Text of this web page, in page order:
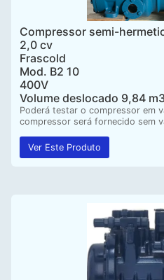
Compressor semi-
2,0 cv
Frascold
Mod. B2 10
400V
Volume deslocado 9,84
Poderá testar o compressor em
compressor será fornecido sem
Ver Este Produto